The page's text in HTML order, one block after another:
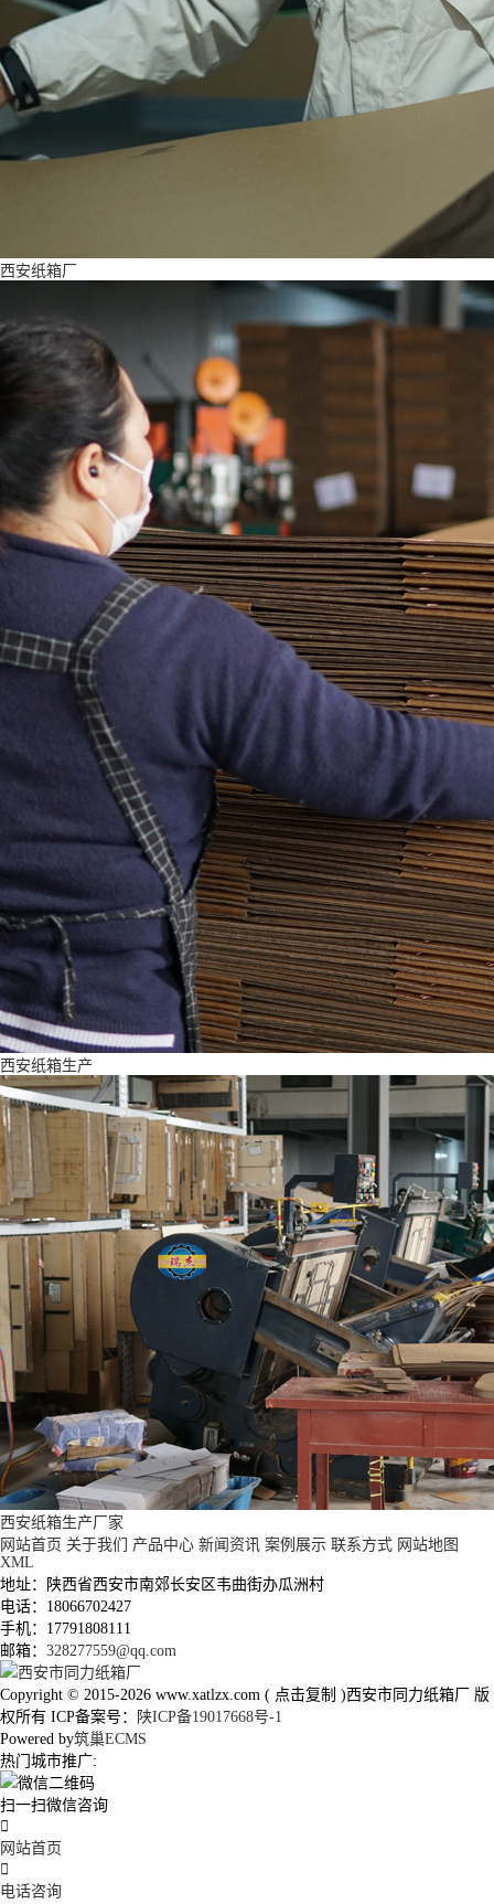
西安纸箱厂
西安纸箱生产
西安纸箱生产厂家
网站首页 关于我们 产品中心 新闻资讯 案例展示 联系方式 网站地图
XML
地址：陕西省西安市南郊长安区韦曲街办瓜洲村
电话：18066702427
手机：17791808111
邮箱： 328277559@qq.com
Copyright © 2015-2026 www.xatlzx.com ( 点击复制 )西安市同力纸箱厂 版
权所有 ICP备案号：
陕ICP备19017668号-1
Powered by筑巢ECMS
热门城市推广:
扫一扫微信咨询

网站首页

电话咨询